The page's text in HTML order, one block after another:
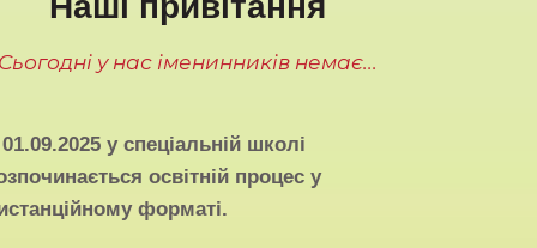
Сьогодні у нас іменинників немає...
01.09.2025 у спеціальній школі
освітній процес у
форматі.